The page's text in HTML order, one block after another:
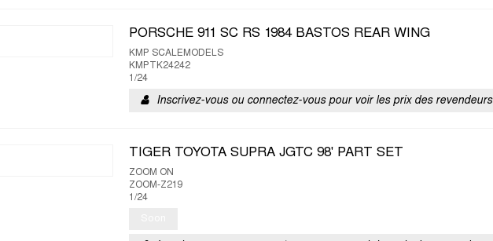
PORSCHE 911 SC RS 1984 BASTOS REAR WING
KMP SCALEMODELS
KMPTK24242
1/24
Inscrivez-vous ou connectez-vous pour voir les prix des revendeurs
TIGER TOYOTA SUPRA JGTC 98' PART SET
ZOOM ON
ZOOM-Z219
1/24